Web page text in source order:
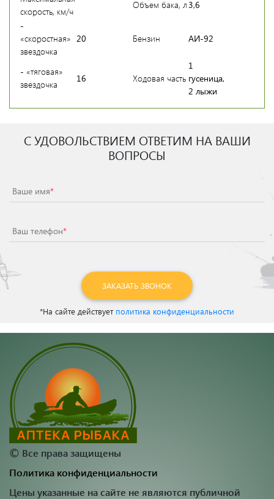
скорость, км/ч
Объем бака, л3,6
-
«скоростная»
звездочка
20 Бензин АИ-92
- «тяговая»
звездочка
16 Ходовая часть
1
гусеница,
2 лыжи
С УДОВОЛЬСТВИЕМ ОТВЕТИМ НА ВАШИ
ВОПРОСЫ
Ваше имя*
Ваш телефон*
ЗАКАЗАТЬ ЗВОНОК
*На сайте действует политика конфиденциальности
© Все права защищены
Политика конфиденциальности
Цены указанные на сайте не являются публичной